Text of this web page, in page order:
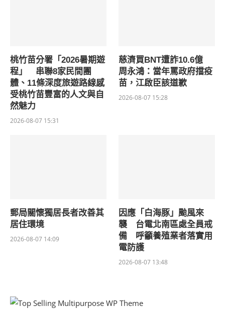
桃竹苗分署「2026暑期遊
程」 串聯8家民間團
體、11條深度旅遊路線感
受桃竹苗豐富的人文與自
然魅力
2026-08-07 15:31
慈濟買BNT遭詐10.6億
周永鴻：當年罵政府擋疫
苗，江啟臣該道歉
2026-08-07 15:28
郵局關懷獨居長者改善其
居住環境
2026-08-07 14:09
因應「白海豚」颱風來
襲 台電北南區處全員戒
備 呼籲養殖業者落實用
電防護
2026-08-07 13:48